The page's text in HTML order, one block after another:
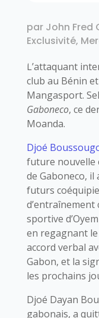
par John Fred
Exclusivité,
L’attaquant
club au Bénin et
Mangasport.
Gaboneco, ce
Moanda.
Djoé
future nouvelle
de Gaboneco, il
futurs
d’entraînement
sportive
en regagnant
accord verbal
Gabon, et la
les prochains
Djoé Dayan
gabonais, a